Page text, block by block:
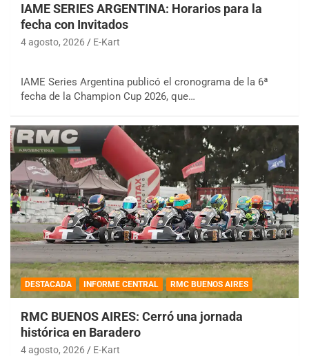
IAME SERIES ARGENTINA: Horarios para la
fecha con Invitados
4 agosto, 2026 E-Kart
IAME Series Argentina publicó el cronograma de la 6ª
fecha de la Champion Cup 2026, que…
DESTACADA INFORME CENTRAL RMC BUENOS AIRES
RMC BUENOS AIRES: Cerró una jornada
histórica en Baradero
4 agosto, 2026 E-Kart